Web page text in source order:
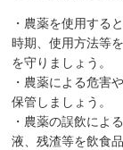
・農薬を使用する
時期、使用方法等
を守りましょう。
・農薬による危害
保管しましょう。
・農薬の誤飲によ
液、残渣等を飲食